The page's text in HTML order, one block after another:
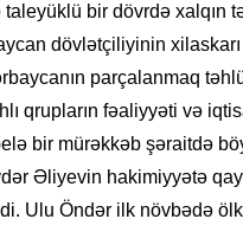
taleyüklü bir dövrdə xalqın
dövlətçiliyinin
parçalanmaq
qrupların fəaliyyəti və
bir mürəkkəb şəraitdə
Əliyevin hakimiyyətə
Ulu Öndər ilk növbədə